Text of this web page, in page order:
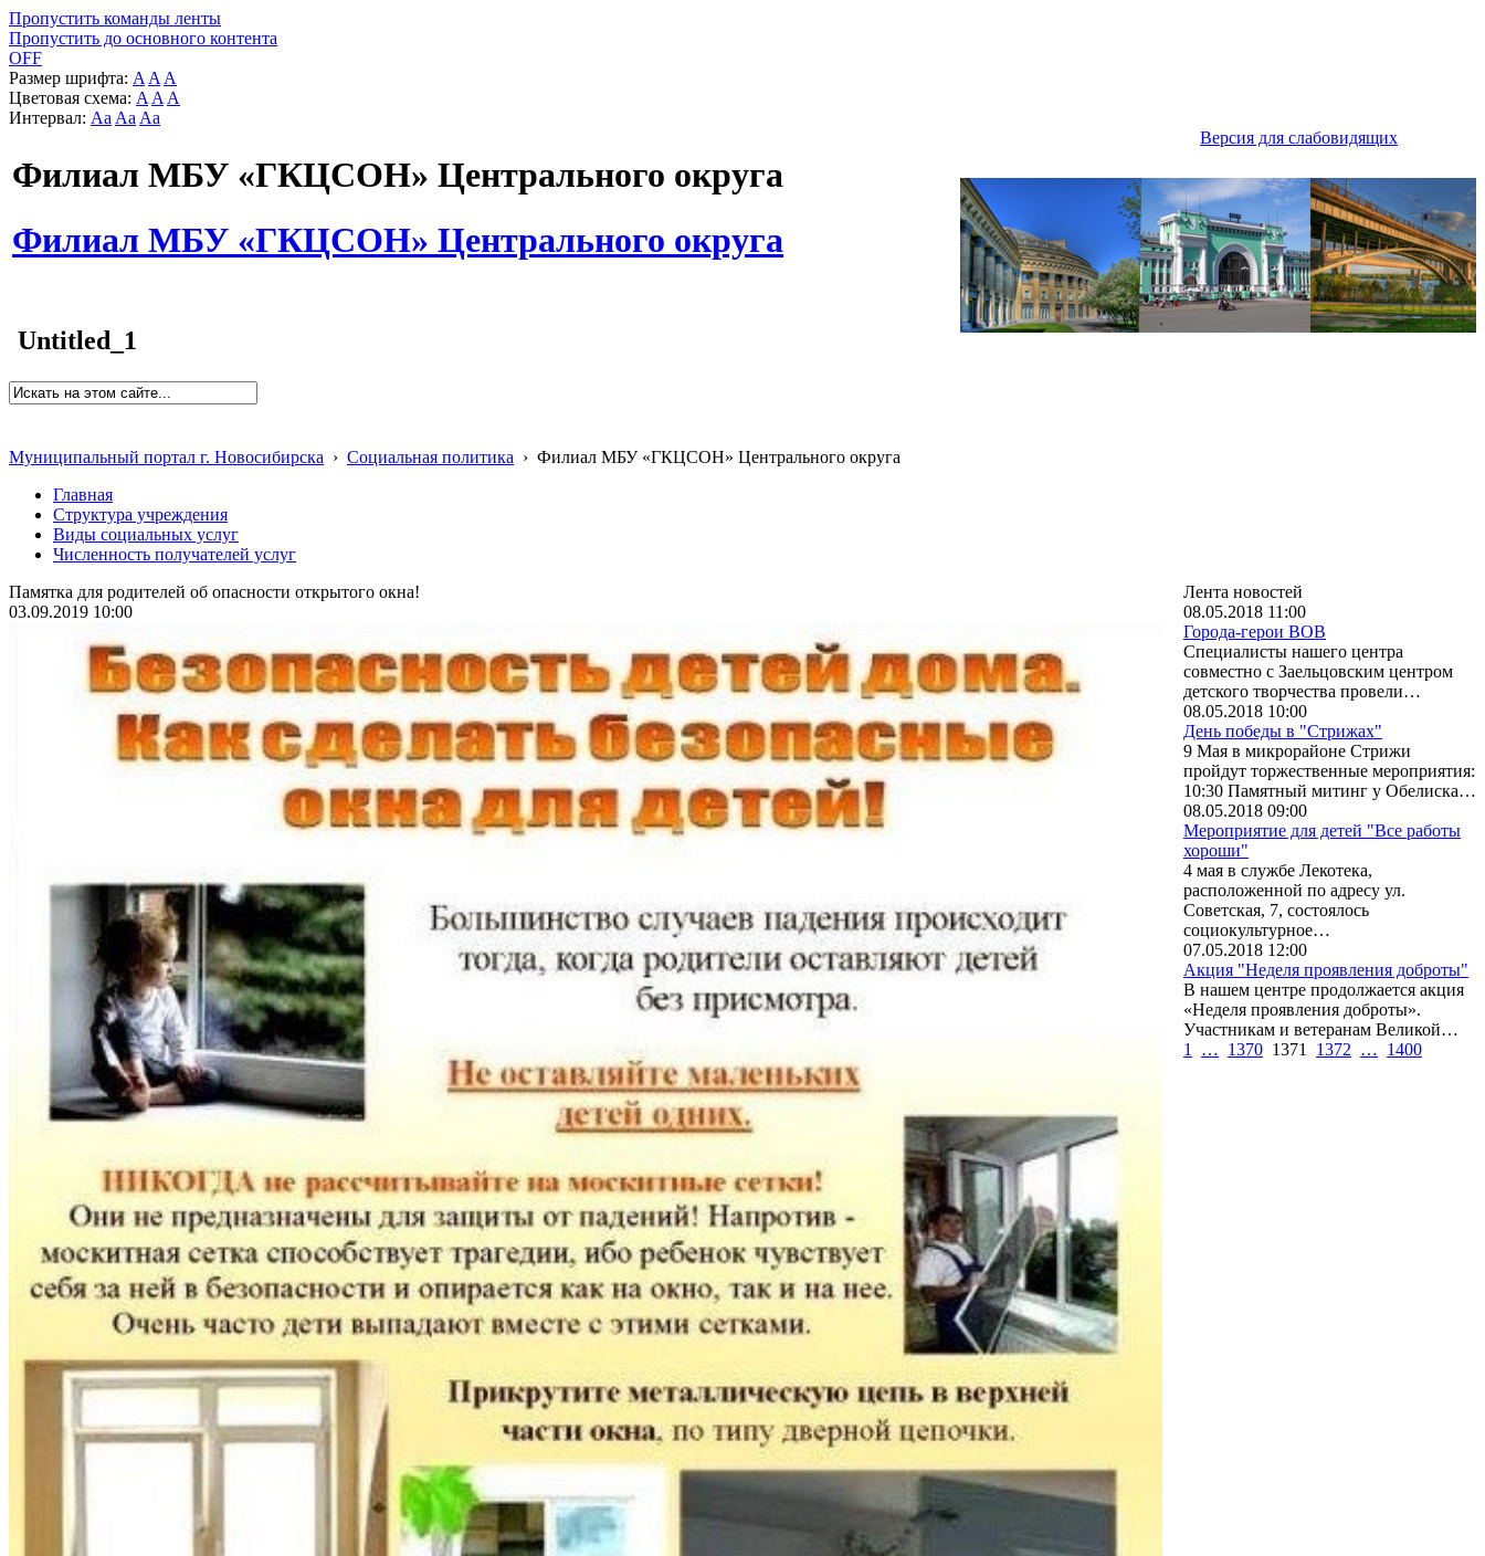
Пропустить команды ленты
Пропустить до основного контента
OFF
Размер шрифта: A A A
Цветовая схема: A A A
Интервал: Aa Aa Aa
Версия для слабовидящих
Филиал МБУ «ГКЦСОН» Центрального округа
Филиал МБУ «ГКЦСОН» Центрального округа
Untitled_1
Муниципальный портал г. Новосибирска › Социальная политика › Филиал МБУ «ГКЦСОН» Центрального округа
Главная
Структура учреждения
Виды социальных услуг
Численность получателей услуг
Памятка для родителей об опасности открытого окна!
03.09.2019 10:00
Лента новостей
08.05.2018 11:00
Города-герои ВОВ
Специалисты нашего центра
совместно с Заельцовским центром
детского творчества провели…
08.05.2018 10:00
День победы в "Стрижах"
9 Мая в микрорайоне Стрижи
пройдут торжественные мероприятия:
10:30 Памятный митинг у Обелиска…
08.05.2018 09:00
Мероприятие для детей "Все работы
хороши"
4 мая в службе Лекотека,
расположенной по адресу ул.
Советская, 7, состоялось
социокультурное…
07.05.2018 12:00
Акция "Неделя проявления доброты"
В нашем центре продолжается акция
«Неделя проявления доброты».
Участникам и ветеранам Великой…
1
… 1370 1371 1372 … 1400